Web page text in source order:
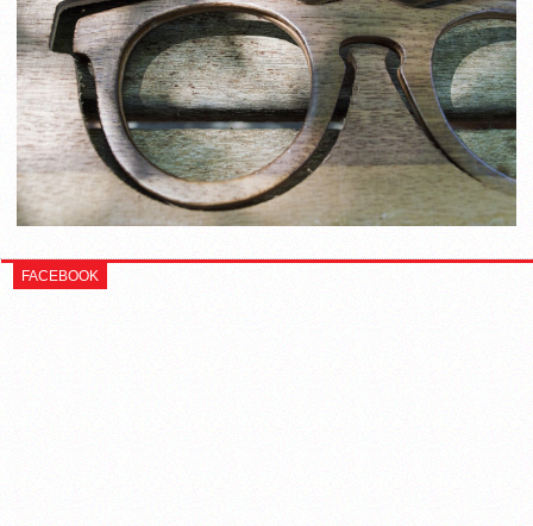
FACEBOOK